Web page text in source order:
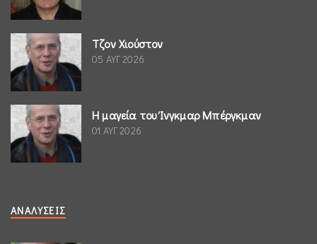
Τζον Χιούστον
05 ΑΥΓ 2026
Η μαγεία του Ίνγκμαρ Μπέργκμαν
01 ΑΥΓ 2026
ΑΝΑΛΎΣΕΙΣ